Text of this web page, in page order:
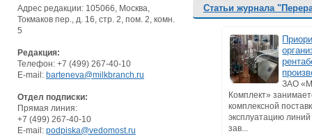
Адрес редакции: 105066, Москва,
Токмаков пер., д. 16, стр. 2, пом. 2, комн.
5
Редакция:
Телефон: +7 (499) 267-40-10
E-mail: barteneva@milkbranch.ru
Отдел подписки:
Прямая линия:
+7 (499) 267-40-10
E-mail: podpiska@vedomost.ru
Статьи журнала
ЗАО
Комплект»
комплексной
эксплуатацию
зав...